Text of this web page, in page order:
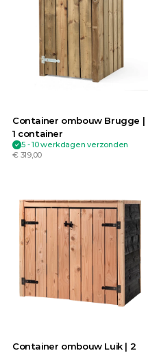
Container ombouw Brugge |
1 container
5 - 10 werkdagen verzonden
€ 319,00
Container ombouw Luik | 2